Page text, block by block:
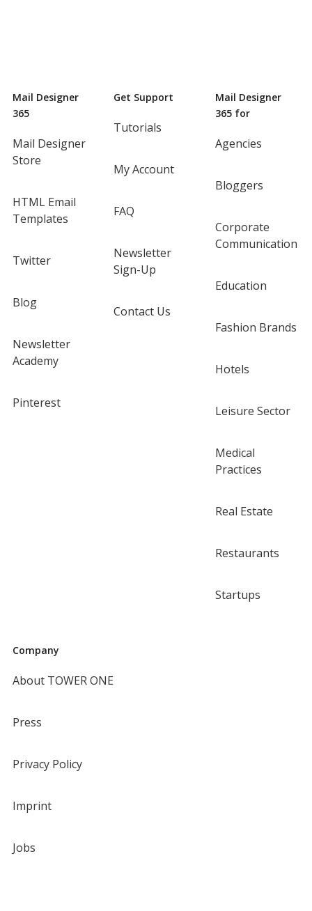
Mail Designer
365
Mail Designer
Store
HTML Email
Templates
Twitter
Blog
Newsletter
Academy
Pinterest
Get Support
Tutorials
My Account
FAQ
Newsletter
Sign-Up
Contact Us
Mail Designer
365 for
Agencies
Bloggers
Corporate
Communication
Education
Fashion Brands
Hotels
Leisure Sector
Medical
Practices
Real Estate
Restaurants
Startups
Company
About TOWER ONE
Press
Privacy Policy
Imprint
Jobs